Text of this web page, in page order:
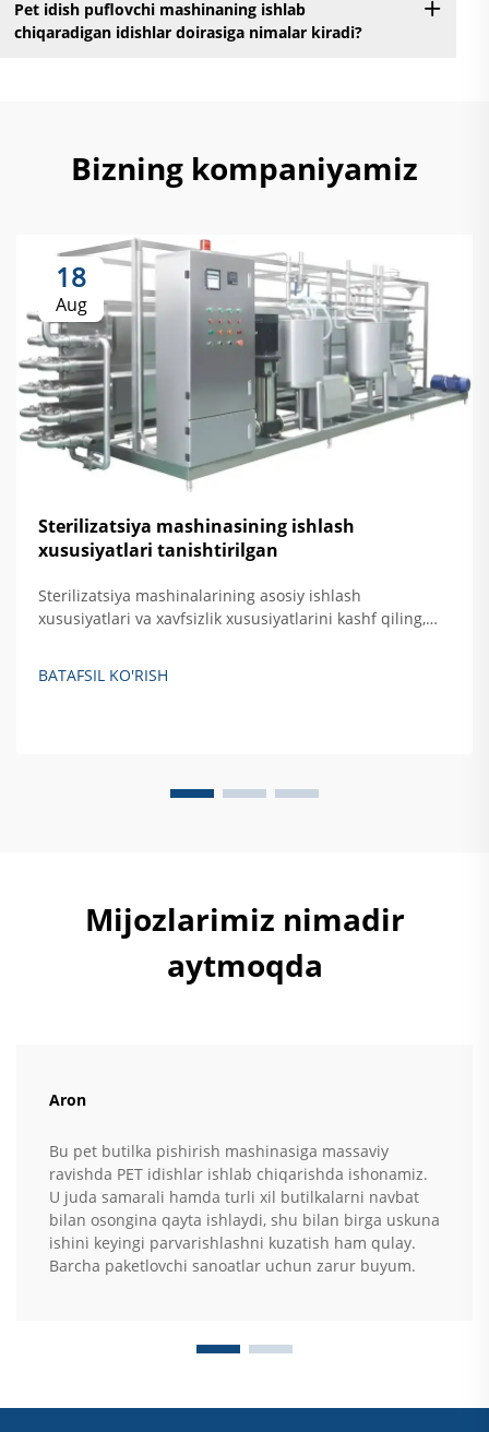
Pet idish puflovchi mashinaning ishlab
chiqaradigan idishlar doirasiga nimalar kiradi?
Bizning kompaniyamiz
18
Aug
Sterilizatsiya mashinasining ishlash
xususiyatlari tanishtirilgan
Sterilizatsiya mashinalarining asosiy ishlash
xususiyatlari va xavfsizlik xususiyatlarini kashf qiling,
samarali qattiq akslantiruvchi sterilizatsiya qilishni
BATAFSIL KO'RISH
Mijozlarimiz nimadir
aytmoqda
Aron
Bu pet butilka pishirish mashinasiga massaviy
ravishda PET idishlar ishlab chiqarishda ishonamiz.
U juda samarali hamda turli xil butilkalarni navbat
bilan osongina qayta ishlaydi, shu bilan birga uskuna
ishini keyingi parvarishlashni kuzatish ham qulay.
Barcha paketlovchi sanoatlar uchun zarur buyum.